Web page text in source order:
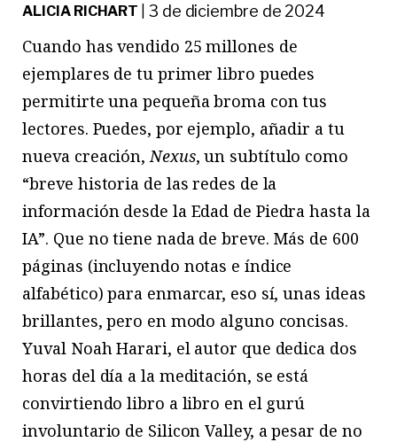
ALICIA RICHART 3 de diciembre de 2024
Cuando has vendido 25 millones de
ejemplares de tu primer libro puedes
permitirte una pequeña broma con tus
lectores. Puedes, por ejemplo, añadir a tu
nueva creación,Nexus, un subtítulo como
“breve historia de las redes de la
información desde la Edad de Piedra hasta la
IA”. Que no tiene nada de breve. Más de 600
páginas (incluyendo notas e índice
alfabético) para enmarcar, eso sí, unas ideas
brillantes, pero en modo alguno concisas.
Yuval Noah Harari, el autor que dedica dos
horas del día a la meditación, se está
convirtiendo libro a libro en el gurú
involuntario de Silicon Valley, a pesar de no